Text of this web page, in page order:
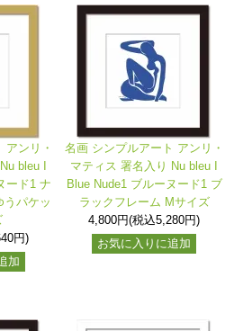
ンリ・
bleu I
ード1 ナ
うパケッ
円)
加
名画 シンプルアート アンリ・
マティス 署名入り Nu bleu I
Blue Nude1 ブルーヌード1 ブ
ラックフレーム Mサイズ
4,800円(税込5,280円)
お気に入りに追加